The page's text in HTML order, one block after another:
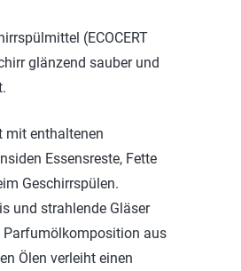
(ECOCERT
glänzend sauber und
mit enthaltenen
Essensreste, Fette
Geschirrspülen.
und strahlende Gläser
Parfumölkomposition aus
Ölen verleiht einen